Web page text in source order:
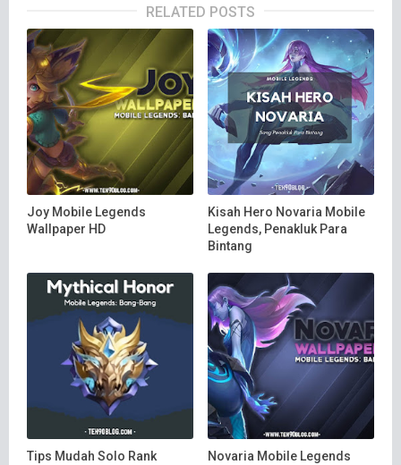
RELATED POSTS
Joy Mobile Legends
Wallpaper HD
Kisah Hero Novaria Mobile
Legends, Penakluk Para
Bintang
Tips Mudah Solo Rank
Novaria Mobile Legends